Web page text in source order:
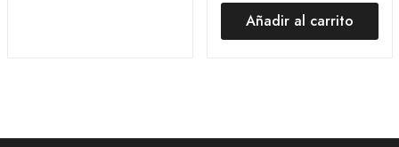
Añadir al carrito